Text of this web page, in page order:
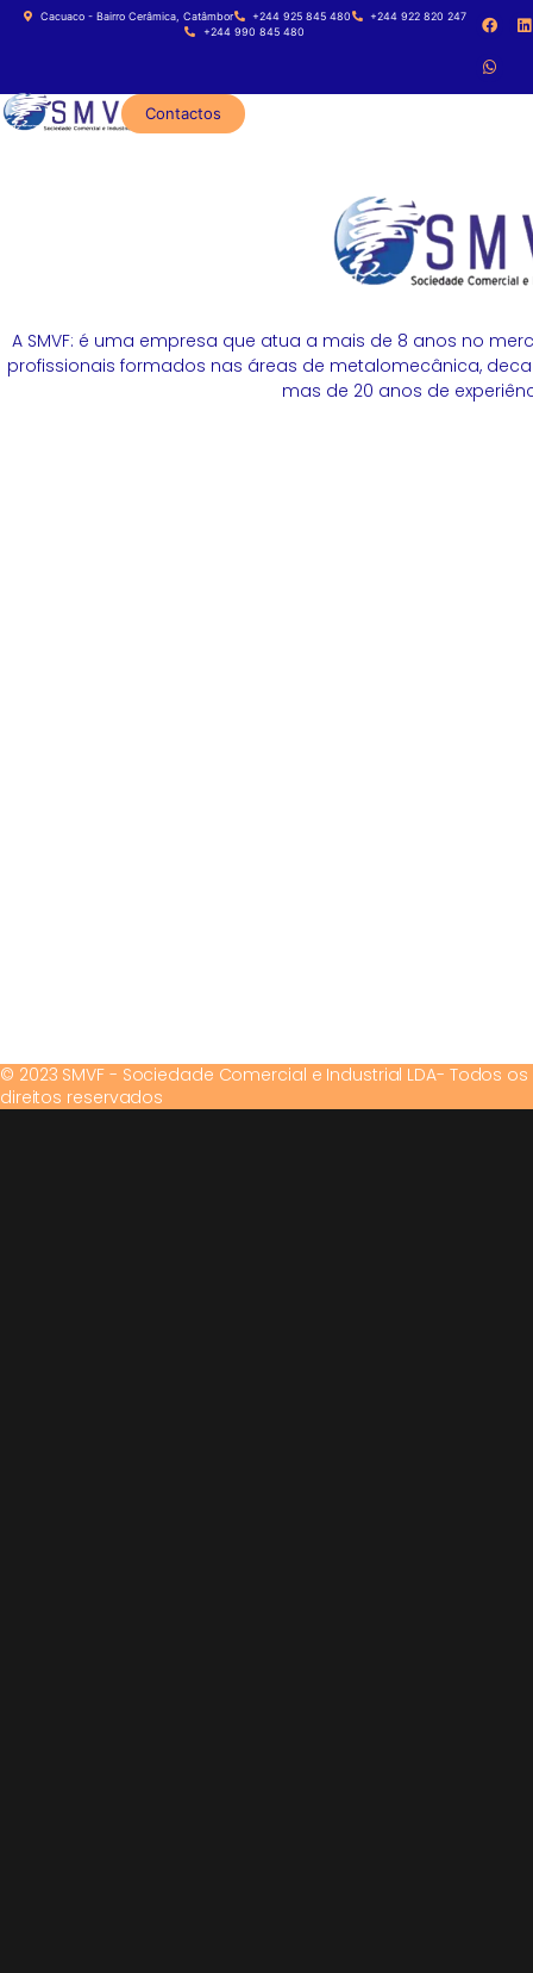
Cacuaco - Bairro Cerâmica, Catâmbor +244 925 845 480
+244 922 820 247
+244 990 845 480
Contactos
A SMVF: é uma empresa que atua a mais de 8 anos no
profissionais formados nas áreas de metalomecânica,
mas de 20 anos de
© 2023 SMVF - Sociedade Comercial e Industrial LDA- Todos os
direitos reservados